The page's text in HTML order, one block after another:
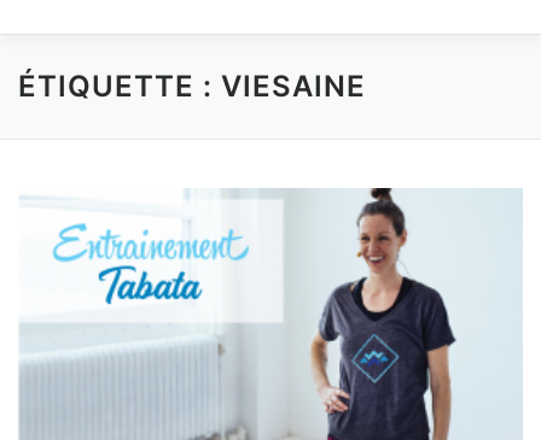
ÉTIQUETTE : VIESAINE